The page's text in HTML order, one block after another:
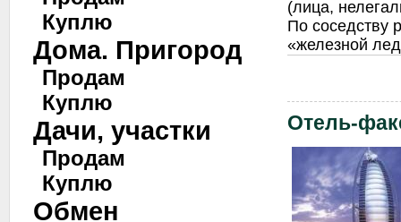
Куплю
Дома. Пригород
Продам
Куплю
Дачи, участки
Продам
Куплю
Обмен
(лица,
По соседству
«железной
Отель-